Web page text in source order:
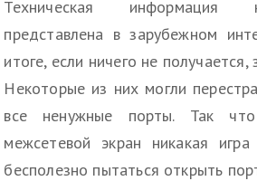
Техническая информация
представлена в зарубежном
итоге, если ничего не получается,
Некоторые из них могли
все ненужные порты. Так что
межсетевой экран никакая
бесполезно пытаться открыть